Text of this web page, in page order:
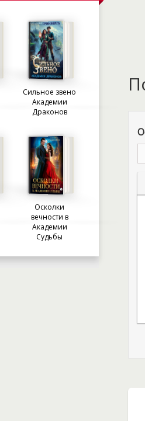
Сильное звено
Академии
Драконов
Осколки
вечности в
Академии
Судьбы